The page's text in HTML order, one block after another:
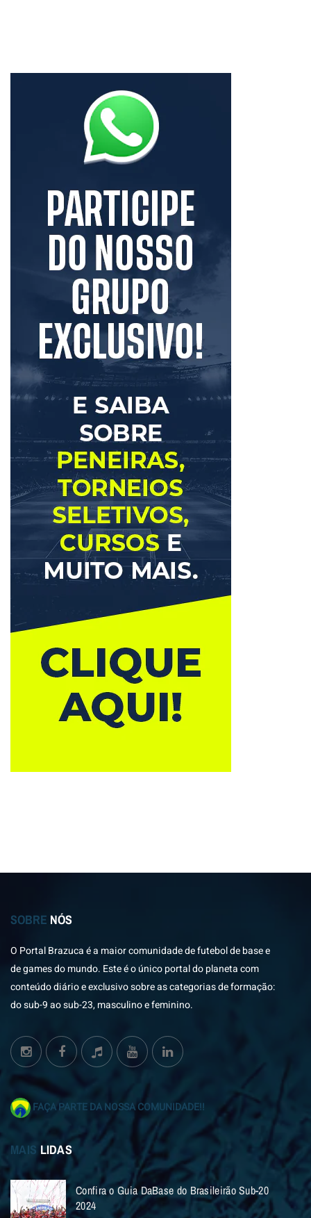
SOBRE NÓS
O Portal Brazuca é a maior comunidade de futebol de base e
de games do mundo. Este é o único portal do planeta com
conteúdo diário e exclusivo sobre as categorias de formação:
do sub-9 ao sub-23, masculino e feminino.
FAÇA PARTE DA NOSSA COMUNIDADE!!
MAIS LIDAS
Confira o Guia DaBase do Brasileirão Sub-20
2024